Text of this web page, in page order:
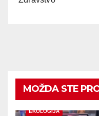
MOŽDA STE
EKOLOGIJA